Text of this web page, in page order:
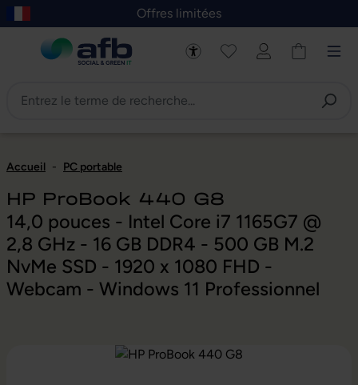
au contenu principal
Skip to B2B platform navigation
Offres limitées
Accueil - PC portable
HP ProBook 440 G8
14,0 pouces - Intel Core i7 1165G7 @
2,8 GHz - 16 GB DDR4 - 500 GB M.2
NvMe SSD - 1920 x 1080 FHD -
Webcam - Windows 11 Professionnel
Ignorer la galerie d'images